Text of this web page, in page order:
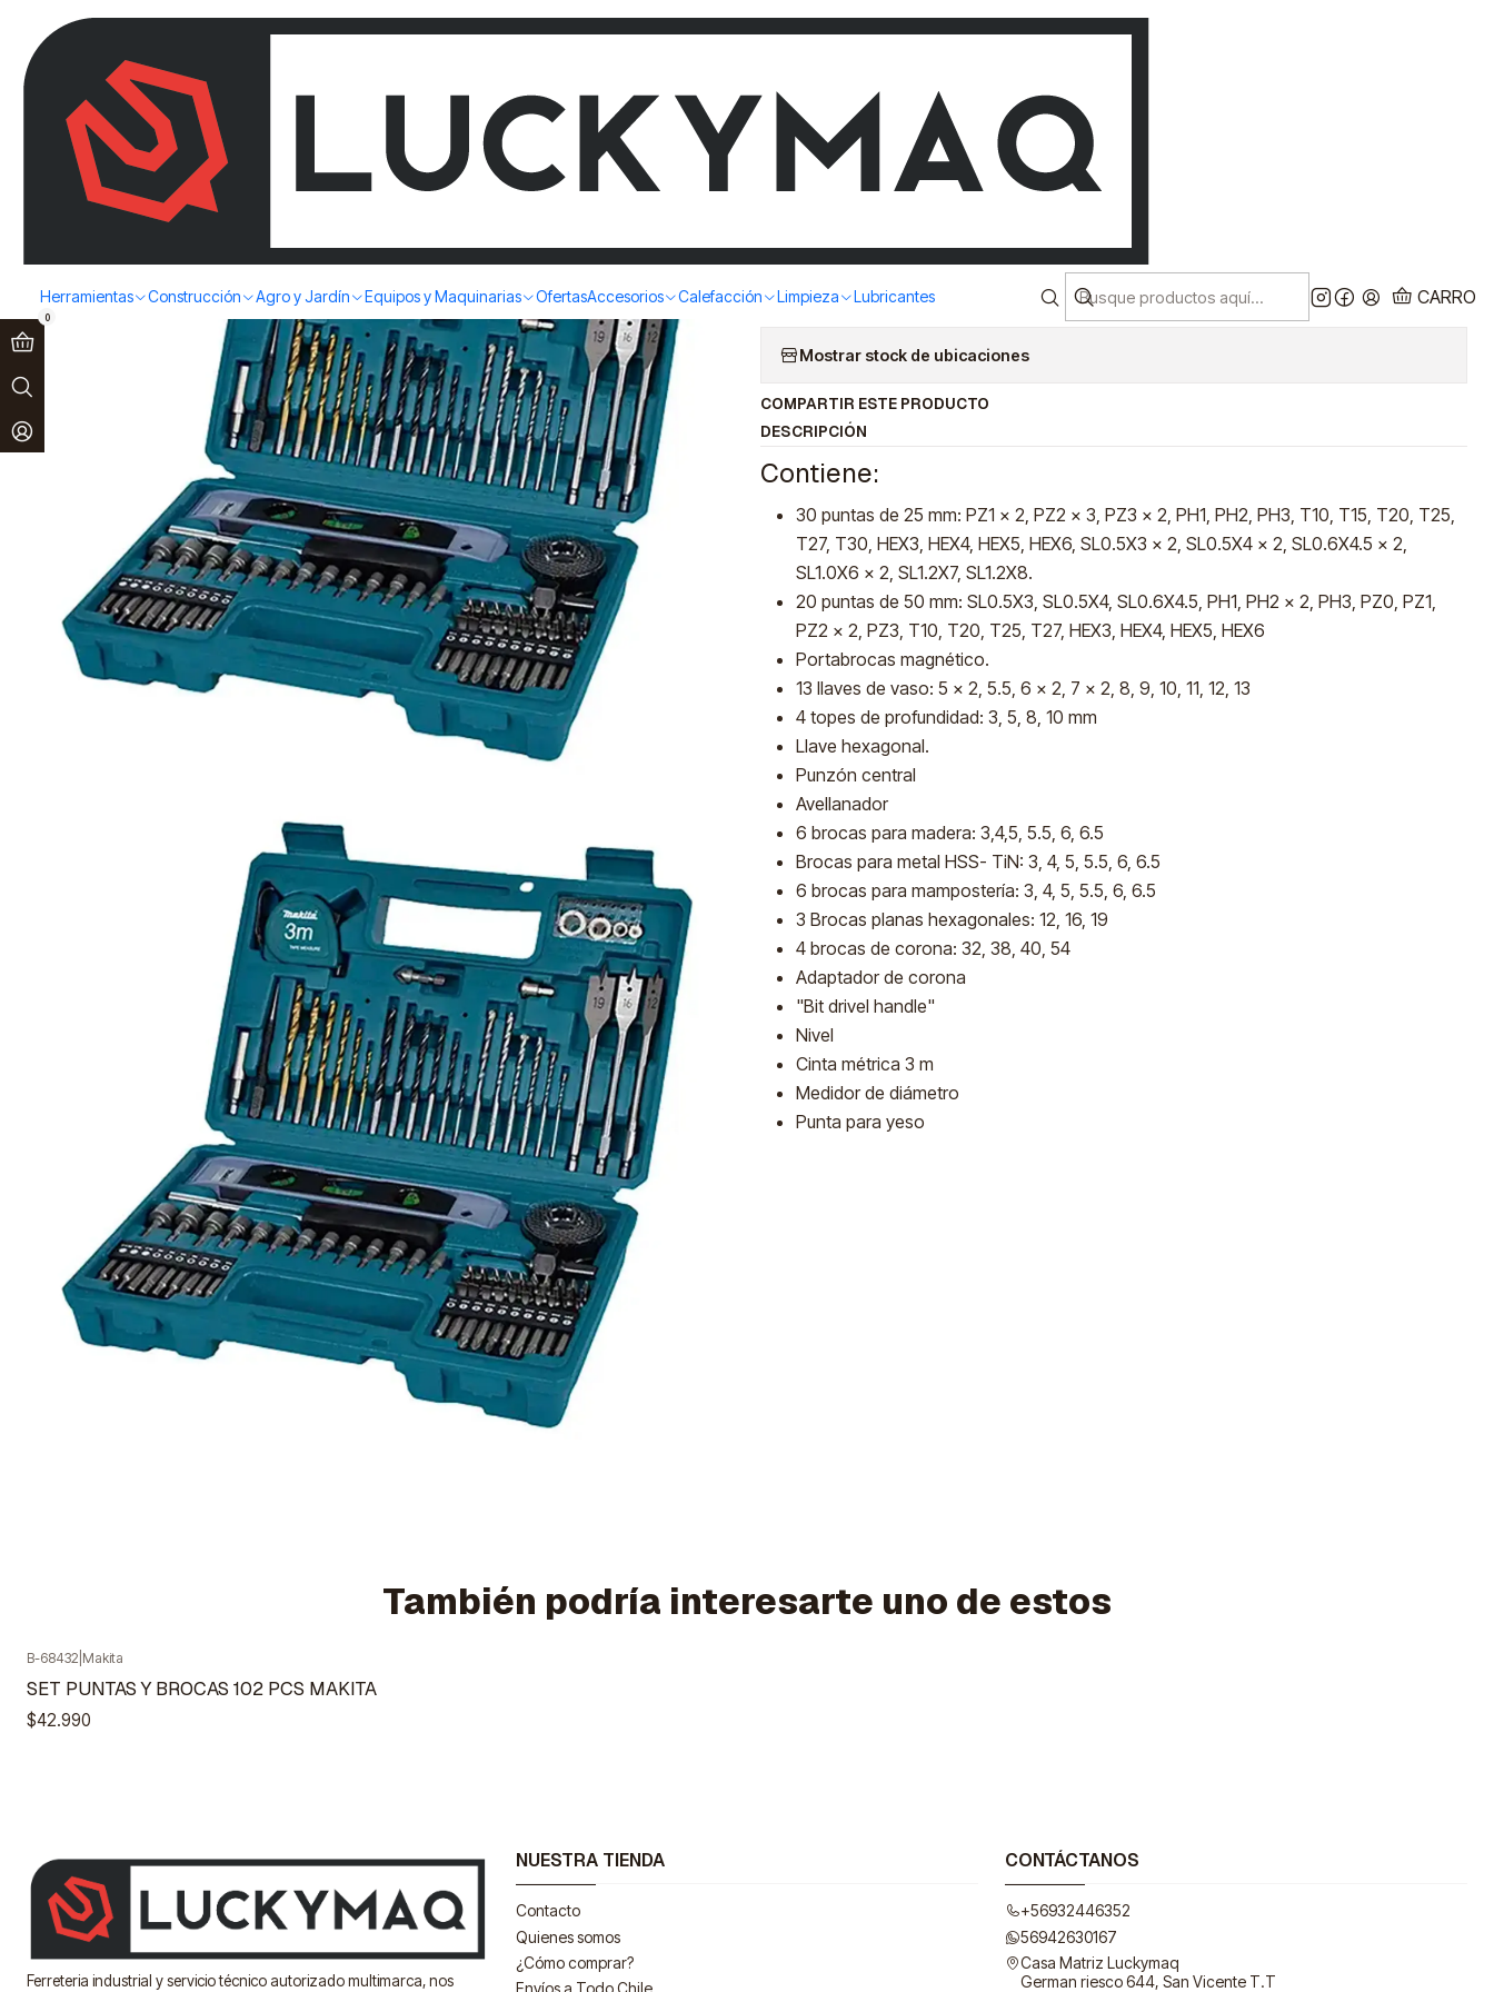
Herramientas Construcción Agro y Jardín Equipos y Maquinarias OfertasAccesorios Calefacción Limpieza Lubricantes CARRO
0
Paga en 3 cuotas sin interés!Ver más Despacho a todo chile!
Inicio
SET HERRAMIENTAS
MANUALES 102 PCS MAKITA
Cantidad
AGREGAR AL CARRO
COMPRAR AHORA
Mostrar stock de ubicaciones
COMPARTIR ESTE PRODUCTO
DESCRIPCIÓN
Contiene:
30 puntas de 25 mm: PZ1 x 2, PZ2 x 3, PZ3 x 2, PH1, PH2, PH3, T10, T15, T20, T25,
T27, T30, HEX3, HEX4, HEX5, HEX6, SL0.5X3 x 2, SL0.5X4 x 2, SL0.6X4.5 x 2,
SL1.0X6 x 2, SL1.2X7, SL1.2X8.
20 puntas de 50 mm: SL0.5X3, SL0.5X4, SL0.6X4.5, PH1, PH2 x 2, PH3, PZ0, PZ1,
PZ2 x 2, PZ3, T10, T20, T25, T27, HEX3, HEX4, HEX5, HEX6
Portabrocas magnético.
13 llaves de vaso: 5 x 2, 5.5, 6 x 2, 7 x 2, 8, 9, 10, 11, 12, 13
4 topes de profundidad: 3, 5, 8, 10 mm
Llave hexagonal.
Punzón central
Avellanador
6 brocas para madera: 3,4,5, 5.5, 6, 6.5
Brocas para metal HSS- TiN: 3, 4, 5, 5.5, 6, 6.5
6 brocas para mampostería: 3, 4, 5, 5.5, 6, 6.5
3 Brocas planas hexagonales: 12, 16, 19
4 brocas de corona: 32, 38, 40, 54
Adaptador de corona
"Bit drivel handle"
Nivel
Cinta métrica 3 m
Medidor de diámetro
Punta para yeso
También podría interesarte uno de estos
Agotado
B-68432 Makita
SET PUNTAS Y BROCAS 102 PCS MAKITA
$42.990
Ferreteria industrial y servicio técnico autorizado multimarca, nos
NUESTRA TIENDA
Contacto
Quienes somos
¿Cómo comprar?
CONTÁCTANOS
+56932446352
56942630167
Casa Matriz Luckymaq
German riesco 644, San Vicente T.T